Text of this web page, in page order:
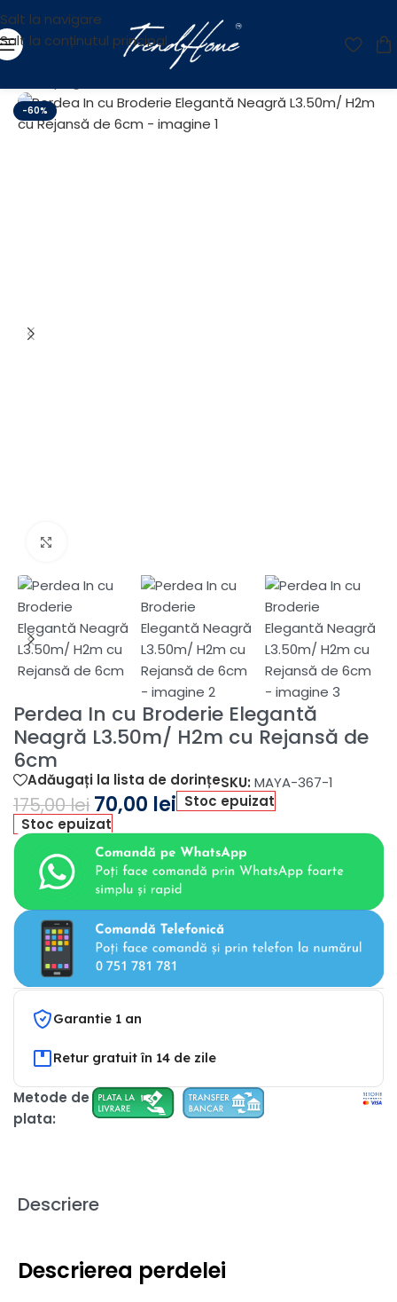
Salt la navigare
Salt la conținutul principal
-60%
Perdea In cu Broderie Elegantă
Neagră L3.50m/ H2m cu Rejansă de
6cm
Adăugați la lista de dorințeSKU: MAYA-367-1
175,00lei 70,00 lei Stoc epuizat
Stoc epuizat
Garantie 1 an
Retur gratuit în 14 de zile
Metode de
plata:
Descriere
Descrierea perdelei